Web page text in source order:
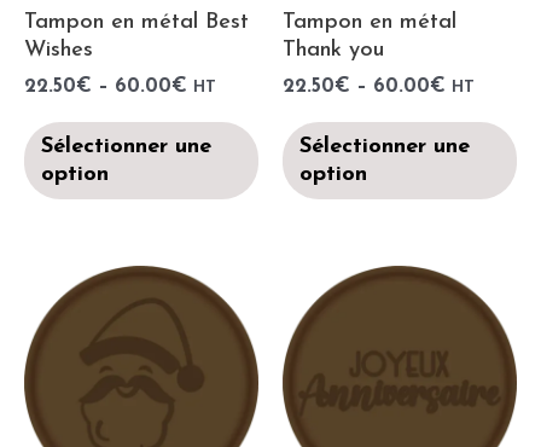
Tampon en métal Best
Wishes
22.50€ – 60.00€ HT
Sélectionner une
option
Tampon en métal
Thank you
22.50€ – 60.00€ HT
Sélectionner une
option